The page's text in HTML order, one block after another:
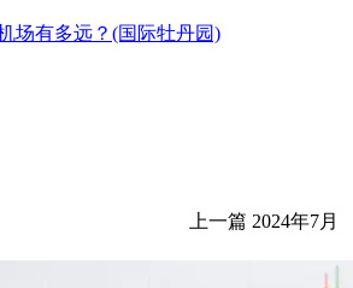
场有多远？(国际牡丹园)
上一篇 2024年7月